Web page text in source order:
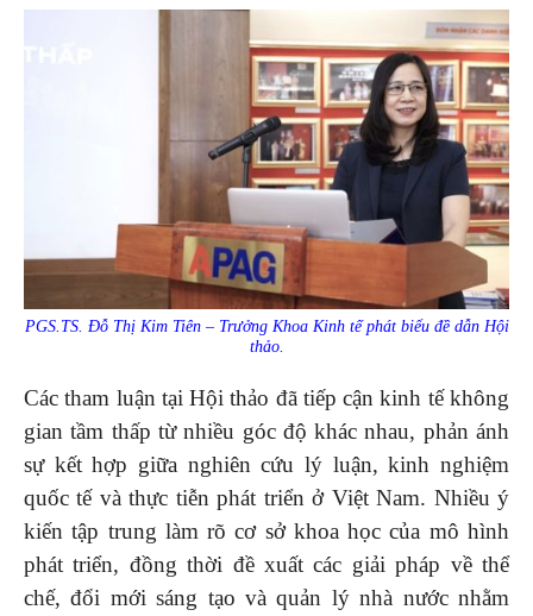
PGS.TS. Đỗ Thị Kim Tiên – Trưởng Khoa Kinh tế phát biểu đề dẫn Hội
thảo.
Các tham luận tại Hội thảo đã tiếp cận kinh tế không
gian tầm thấp từ nhiều góc độ khác nhau, phản ánh
sự kết hợp giữa nghiên cứu lý luận, kinh nghiệm
quốc tế và thực tiễn phát triển ở Việt Nam. Nhiều ý
kiến tập trung làm rõ cơ sở khoa học của mô hình
phát triển, đồng thời đề xuất các giải pháp về thể
chế, đổi mới sáng tạo và quản lý nhà nước nhằm